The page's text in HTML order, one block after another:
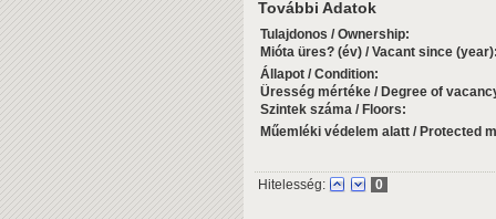
További Adatok
Tulajdonos / Ownership:
Mióta üres? (év) / Vacant since
Állapot / Condition:
Üresség mértéke / Degree of
Szintek száma / Floors:
Műemléki védelem alatt / Protected
Hitelesség: 0